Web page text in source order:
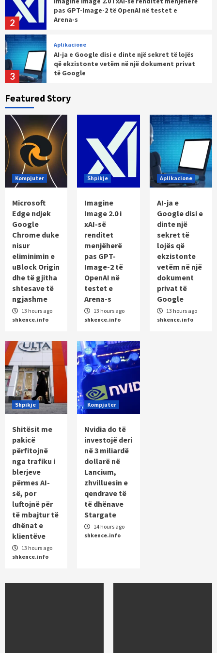
3
që ekzistonte vetëm në një dokument privat
të Google
4
Shpikje
Shitësit me pakicë përfitojnë nga trafiku i
blerjeve përmes AI-së, por luftojnë për të
mbajtur të dhënat e klientëve
Kompjuter
dollarë në Lancium, zhvilluesin e qendrave të
të dhënave Stargate
1
Kompjuter
Microsoft Edge ndjek Google Chrome duke
nisur eliminimin e uBlock Origin dhe të gjitha
shtesave të ngjashme
2
Imagine Image 2.0 i xAI-së renditet menjëherë
pas GPT-Image-2 të OpenAI në testet e
Arena-s
3
Aplikacione
AI-ja e Google disi e dinte një sekret të lojës
që ekzistonte vetëm në një dokument privat
të Google
4
Shitësit me pakicë përfitojnë nga trafiku i
mbajtur të dhënat e klientëve
5
Kompjuter
Nvidia do të investojë deri në 3 miliardë
dollarë në Lancium, zhvilluesin e qendrave të
të dhënave Stargate
Featured Story
Kompjuter
Microsoft
Edge ndjek
Google
Chrome duke
nisur
eliminimin e
uBlock Origin
dhe të gjitha
shtesave të
ngjashme
13 hours ago
shkence.info
Shpikje
Imagine
Image 2.0 i
xAI-së
renditet
menjëherë
pas GPT-
Image-2 të
OpenAI në
testet e
Arena-s
13 hours ago
shkence.info
Aplikacione
AI-ja e
Google disi e
dinte një
sekret të
lojës që
ekzistonte
vetëm në një
dokument
privat të
Google
13 hours ago
shkence.info
Shpikje
Shitësit me
pakicë
përfitojnë
nga trafiku i
blerjeve
përmes AI-
së, por
luftojnë për
të mbajtur të
dhënat e
klientëve
13 hours ago
shkence.info
Kompjuter
Nvidia do të
investojë deri
në 3 miliardë
dollarë në
Lancium,
zhvilluesin e
qendrave të
të dhënave
Stargate
14 hours ago
shkence.info